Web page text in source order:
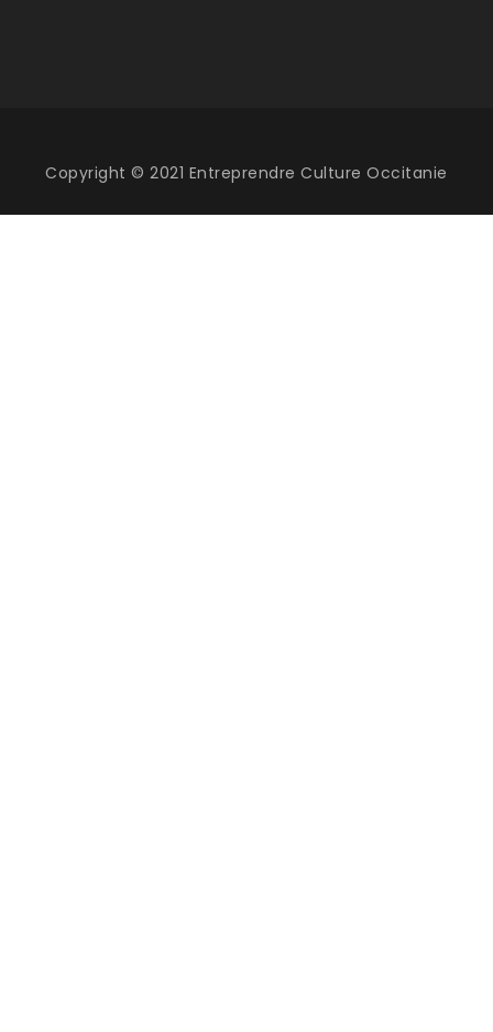
Copyright © 2021 Entreprendre Culture Occitanie